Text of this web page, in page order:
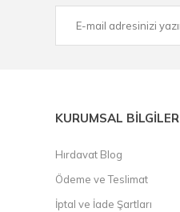
KURUMSAL BİLGİLER
Hırdavat Blog
Ödeme ve Teslimat
İptal ve İade Şartları